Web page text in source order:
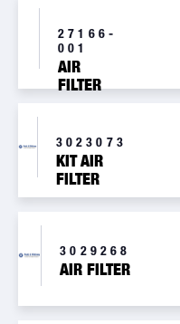
27166-
001
AIR
FILTER
3023073
KIT AIR
FILTER
3029268
AIR FILTER